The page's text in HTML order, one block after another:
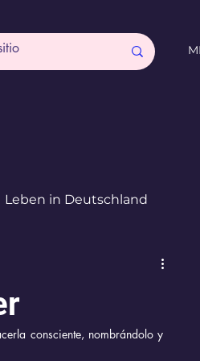
Leben in Deutschland
consciente, nombrándolo y